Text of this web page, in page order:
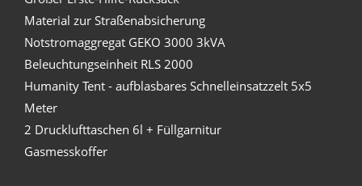
Material zur Straßenabsicherung
Notstromaggregat GEKO 3000 3kVA
Beleuchtungseinheit RLS 2000
Humanity Tent - aufblasbares Schnelleinsatzzelt 5x5
Meter
2 Drucklufttaschen 6l + Füllgarnitur
Gasmesskoffer